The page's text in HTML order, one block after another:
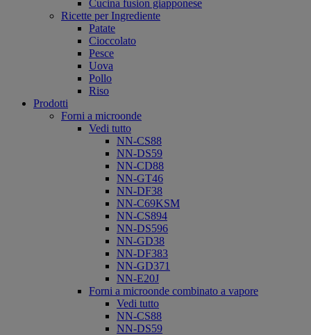
Cucina fusion giapponese
Ricette per Ingrediente
Patate
Cioccolato
Pesce
Uova
Pollo
Riso
Prodotti
Forni a microonde
Vedi tutto
NN-CS88
NN-DS59
NN-CD88
NN-GT46
NN-DF38
NN-C69KSM
NN-CS894
NN-DS596
NN-GD38
NN-DF383
NN-GD371
NN-E20J
Forni a microonde combinato a vapore
Vedi tutto
NN-CS88
NN-DS59